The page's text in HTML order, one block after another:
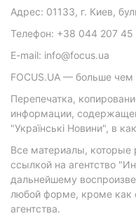
Адрес: 01133, г. Киев,
Телефон: +38 044 207 45
E-mail: info@focus.ua
FOCUS.UA — больше чем
Перепечатка,
информации,
"Українські Новини", в
Все материалы, которые
ссылкой на агентство
дальнейшему
любой форме, кроме как
агентства.